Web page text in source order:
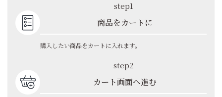
step1
商品をカートに
購入したい商品をカートに入れます。
step2
カート画面へ進む